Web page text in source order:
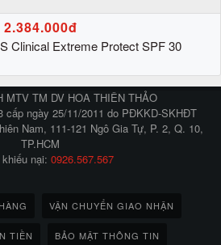
2.384.000đ
Clinical Extreme Protect SPF 30
MTV TM DV HOA THIÊN THẢO
cấp ngày 25/11/2011 do PĐKKD-SKHĐT
Nam, 111-121 Ngô Gia Tự, P. 2, Q. 10,
TP.HCM
nại: 0926.567.567
VẬN CHUYỂN GIAO NHẬN
TIỀN BẢO MẬT THÔNG TIN